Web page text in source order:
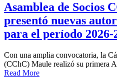
Asamblea de Socios
presentó nuevas
para el período 2026-
Con una amplia convocatoria, la
(CChC) Maule realizó su primera
Read More